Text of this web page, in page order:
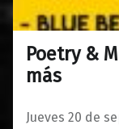
Poetry &
más
Jueves 20 de
19/09/20180
Maravillas